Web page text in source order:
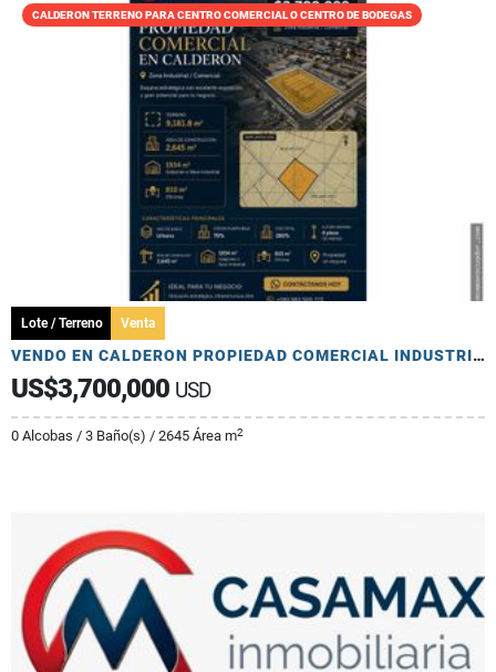
CALDERON TERRENO PARA CENTRO COMERCIAL O CENTRO DE BODEGAS
Lote / Terreno Venta
VENDO EN CALDERON PROPIEDAD COMERCIAL INDUSTRIAL CERCA PANAMERICANA
US$3,700,000 USD
0 Alcobas / 3 Baño(s) / 2645 Área m2